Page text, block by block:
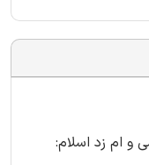
و ام زد اسلام: